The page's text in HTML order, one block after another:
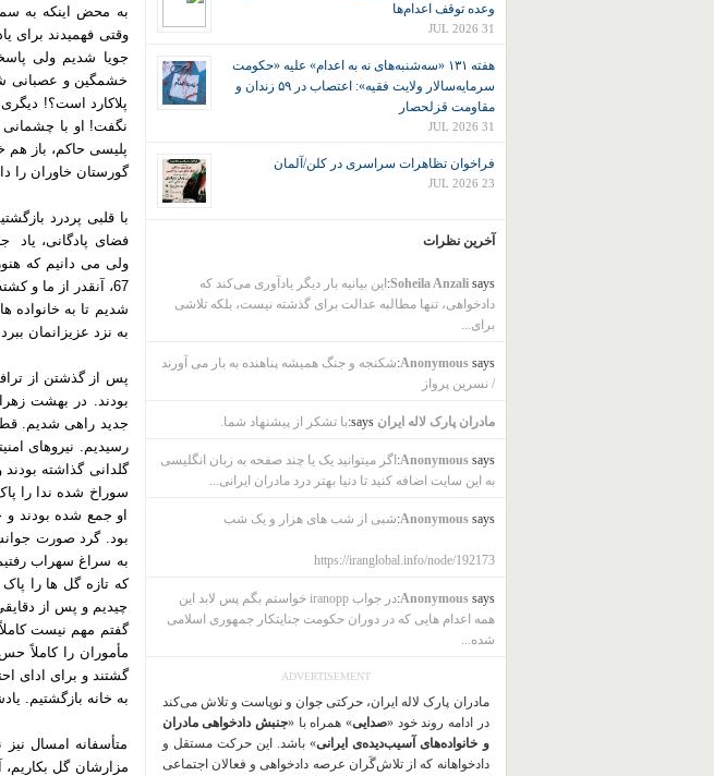
به محض اینکه به
وقتی فهمیدند برای
جویا شدیم ولی
خشمگین و عصبانی
پلاکارد است؟!
نگفت! او با
پلیسی حاکم، باز
گورستان خاوران را
با قلبی پردرد
فضای پادگانی، یاد
67، آنقدر از ما و
شدیم تا به خانواده
به نزد عزیزانمان
پس از گذشتن از
بودند. در بهشت
رسیدیم. نیروهای
گلدانی گذاشته
سوراخ شده ندا را
او جمع شده بودند و
به سراغ سهراب
که تازه گل ها را
چیدیم و پس از
گفتم مهم نیست
مأموران را کاملاً
گشتند و برای ادای
به خانه بازگشتیم.
متأسفانه امسال
مزارشان گل بکاریم،
وعده توقف اعدام‌ها
31 JUL 2026
هفته ۱۳۱ «سه‌شنبه‌های نه به اعدام» علیه «حکومت
سرمایه‌سالار ولایت فقیه»: اعتصاب در ۵۹ زندان و
مقاومت قزلحصار
31 JUL 2026
فراخوان تظاهرات سراسری در کلن/آلمان
23 JUL 2026
آخرین نظرات
Soheila Anzalisays:
این بیانیه بار دیگر یادآوری می‌کند که
دادخواهی، تنها مطالبه عدالت برای گذشته نیست، بلکه تلاشی
برای...
Anonymoussays:
شکنجه و جنگ همیشه پناهنده به بار می آورند
/ نسرین پرواز
مادران پارک لاله ایران says: با تشکر از پیشنهاد شما.
Anonymoussays:
اگر میتوانید یک یا چند صفحه به زبان انگلیسی
به این سایت اضافه کنید تا دنیا بهتر درد مادران ایرانی...
Anonymoussays: شبی از شب های هزار و یک شب
https://iranglobal.info/node/192173
Anonymoussays:
در جواب iranopp خواستم بگم پس لابد این
همه اعدام هایی که در دوران حکومت جنایتکار جمهوری اسلامی
شده...
ADVERTISEMENT
مادران پارک لاله ایران، حرکتی جوان و نوپاست و تلاش می‌کند
در ادامه روند خود «صدایی» همراه با «جنبش دادخواهی مادران
و خانواده‌های آسیب‌دیده‌ی ایرانی» باشد. این حرکت مستقل و
دادخواهانه که از تلاش‌گَران عرصه دادخواهی و فعالان اجتماعی